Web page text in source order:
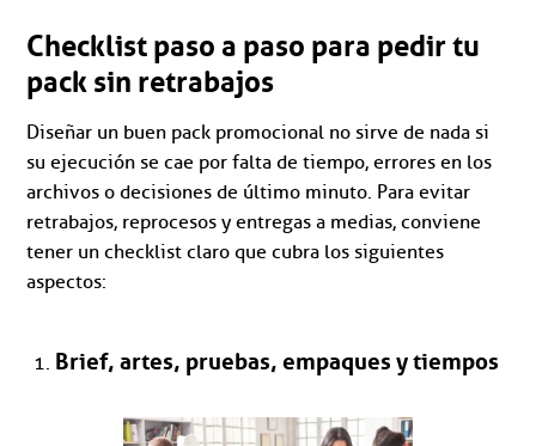
Checklist paso a paso para pedir tu
pack sin retrabajos
Diseñar un buen pack promocional no sirve de nada si
su ejecución se cae por falta de tiempo, errores en los
archivos o decisiones de último minuto. Para evitar
retrabajos, reprocesos y entregas a medias, conviene
tener un checklist claro que cubra los siguientes
aspectos:
Brief, artes, pruebas, empaques y tiempos